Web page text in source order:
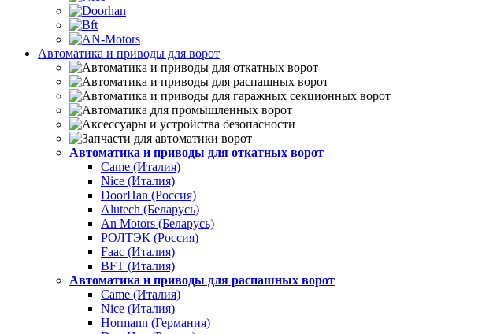
Автоматика и приводы для ворот
Автоматика и приводы для откатных ворот
Came (Италия)
Nice (Италия)
DoorHan (Россия)
Alutech (Беларусь)
An Motors (Беларусь)
РОЛТЭК (Россия)
Faac (Италия)
BFT (Италия)
Автоматика и приводы для распашных ворот
Came (Италия)
Nice (Италия)
Hormann (Германия)